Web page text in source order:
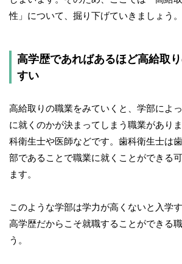
性」について、掘り下げていきましょう。
高学歴であればあるほど高給取
すい
高給取りの職業をみていくと、学部によ
に就くのかが決まってしまう職業があり
科衛生士や医師などです。歯科衛生士は
部であることで職業に就くことができる
ます。
このような学部は学力が高くないと入学
高学歴だからこそ就職することができる
う。